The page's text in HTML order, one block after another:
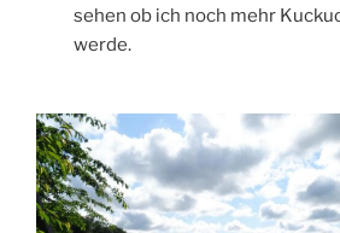
sehen ob ich noch mehr
werde.